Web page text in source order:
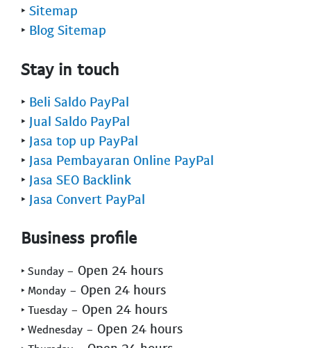
‣ Sitemap
‣ Blog Sitemap
Stay in touch
‣ Beli Saldo PayPal
‣ Jual Saldo PayPal
‣ Jasa top up PayPal
‣ Jasa Pembayaran Online PayPal
‣ Jasa SEO Backlink
‣ Jasa Convert PayPal
Business profile
‣ Sunday - Open 24 hours
‣ Monday - Open 24 hours
‣ Tuesday - Open 24 hours
‣ Wednesday - Open 24 hours